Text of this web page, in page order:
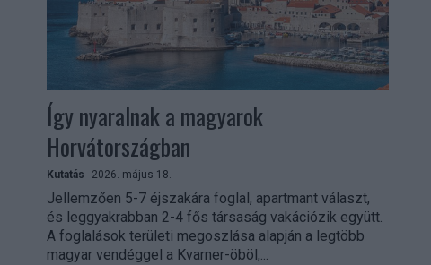
Így nyaralnak a magyarok
Horvátországban
Kutatás 2026. május 18.
Jellemzően 5-7 éjszakára foglal, apartmant választ,
és leggyakrabban 2-4 fős társaság vakációzik együtt.
A foglalások területi megoszlása alapján a legtöbb
magyar vendéggel a Kvarner-öböl,...